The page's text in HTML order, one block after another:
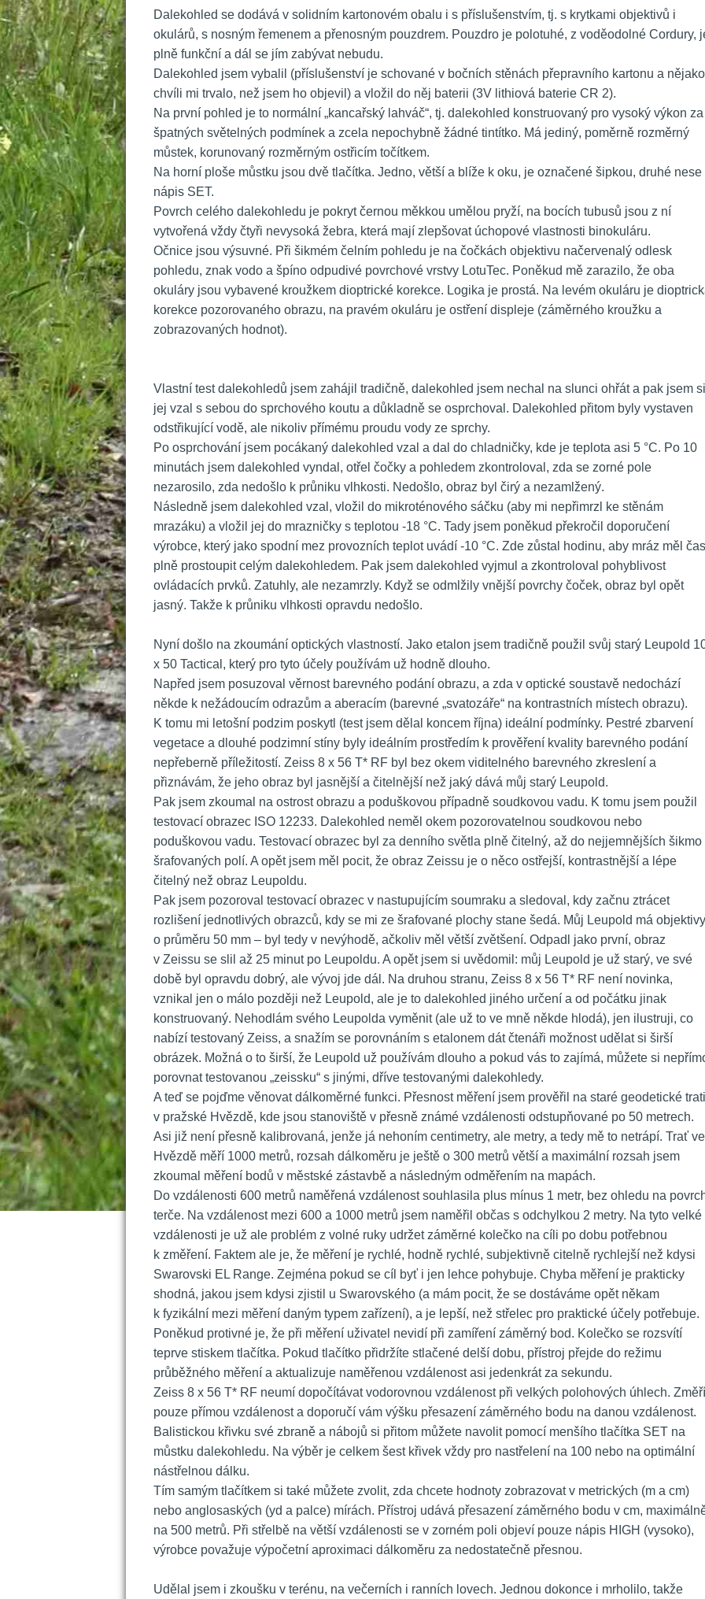
Dalekohled se dodává v solidním kartonovém obalu i s příslušenstvím, tj. s krytkami objektivů i
okulárů, s nosným řemenem a přenosným pouzdrem. Pouzdro je polotuhé, z voděodolné Cordury,
plně funkční a dál se jím zabývat nebudu.
Dalekohled jsem vybalil (příslušenství je schované v bočních stěnách přepravního kartonu a
chvíli mi trvalo, než jsem ho objevil) a vložil do něj baterii (3V lithiová baterie CR 2).
Na první pohled je to normální „kancařský lahváč“, tj. dalekohled konstruovaný pro vysoký výkon za
špatných světelných podmínek a zcela nepochybně žádné tintítko. Má jediný, poměrně rozměrný
můstek, korunovaný rozměrným ostřicím točítkem.
Na horní ploše můstku jsou dvě tlačítka. Jedno, větší a blíže k oku, je označené šipkou, druhé nese
nápis SET.
Povrch celého dalekohledu je pokryt černou měkkou umělou pryží, na bocích tubusů jsou z ní
vytvořená vždy čtyři nevysoká žebra, která mají zlepšovat úchopové vlastnosti binokuláru.
Očnice jsou výsuvné. Při šikmém čelním pohledu je na čočkách objektivu načervenalý odlesk
pohledu, znak vodo a špíno odpudivé povrchové vrstvy LotuTec. Poněkud mě zarazilo, že oba
okuláry jsou vybavené kroužkem dioptrické korekce. Logika je prostá. Na levém okuláru je
korekce pozorovaného obrazu, na pravém okuláru je ostření displeje (záměrného kroužku a
zobrazovaných hodnot).
Vlastní test dalekohledů jsem zahájil tradičně, dalekohled jsem nechal na slunci ohřát a pak jsem si
jej vzal s sebou do sprchového koutu a důkladně se osprchoval. Dalekohled přitom byly vystaven
odstřikující vodě, ale nikoliv přímému proudu vody ze sprchy.
Po osprchování jsem pocákaný dalekohled vzal a dal do chladničky, kde je teplota asi 5 °C. Po 10
minutách jsem dalekohled vyndal, otřel čočky a pohledem zkontroloval, zda se zorné pole
nezarosilo, zda nedošlo k průniku vlhkosti. Nedošlo, obraz byl čirý a nezamlžený.
Následně jsem dalekohled vzal, vložil do mikroténového sáčku (aby mi nepřimrzl ke stěnám
mrazáku) a vložil jej do mrazničky s teplotou -18 °C. Tady jsem poněkud překročil doporučení
výrobce, který jako spodní mez provozních teplot uvádí -10 °C. Zde zůstal hodinu, aby mráz měl čas
plně prostoupit celým dalekohledem. Pak jsem dalekohled vyjmul a zkontroloval pohyblivost
ovládacích prvků. Zatuhly, ale nezamrzly. Když se odmlžily vnější povrchy čoček, obraz byl opět
jasný. Takže k průniku vlhkosti opravdu nedošlo.
Nyní došlo na zkoumání optických vlastností. Jako etalon jsem tradičně použil svůj starý Leupold
x 50 Tactical, který pro tyto účely používám už hodně dlouho.
Napřed jsem posuzoval věrnost barevného podání obrazu, a zda v optické soustavě nedochází
někde k nežádoucím odrazům a aberacím (barevné „svatozáře“ na kontrastních místech obrazu).
K tomu mi letošní podzim poskytl (test jsem dělal koncem října) ideální podmínky. Pestré zbarvení
vegetace a dlouhé podzimní stíny byly ideálním prostředím k prověření kvality barevného podání
nepřeberně příležitostí. Zeiss 8 x 56 T* RF byl bez okem viditelného barevného zkreslení a
přiznávám, že jeho obraz byl jasnější a čitelnější než jaký dává můj starý Leupold.
Pak jsem zkoumal na ostrost obrazu a poduškovou případně soudkovou vadu. K tomu jsem použil
testovací obrazec ISO 12233. Dalekohled neměl okem pozorovatelnou soudkovou nebo
poduškovou vadu. Testovací obrazec byl za denního světla plně čitelný, až do nejjemnějších šikmo
šrafovaných polí. A opět jsem měl pocit, že obraz Zeissu je o něco ostřejší, kontrastnější a lépe
čitelný než obraz Leupoldu.
Pak jsem pozoroval testovací obrazec v nastupujícím soumraku a sledoval, kdy začnu ztrácet
rozlišení jednotlivých obrazců, kdy se mi ze šrafované plochy stane šedá. Můj Leupold má objektivy
o průměru 50 mm – byl tedy v nevýhodě, ačkoliv měl větší zvětšení. Odpadl jako první, obraz
v Zeissu se slil až 25 minut po Leupoldu. A opět jsem si uvědomil: můj Leupold je už starý, ve své
době byl opravdu dobrý, ale vývoj jde dál. Na druhou stranu, Zeiss 8 x 56 T* RF není novinka,
vznikal jen o málo později než Leupold, ale je to dalekohled jiného určení a od počátku jinak
konstruovaný. Nehodlám svého Leupolda vyměnit (ale už to ve mně někde hlodá), jen ilustruji, co
nabízí testovaný Zeiss, a snažím se porovnáním s etalonem dát čtenáři možnost udělat si širší
obrázek. Možná o to širší, že Leupold už používám dlouho a pokud vás to zajímá, můžete si
porovnat testovanou „zeissku“ s jinými, dříve testovanými dalekohledy.
A teď se pojďme věnovat dálkoměrné funkci. Přesnost měření jsem prověřil na staré geodetické trati
v pražské Hvězdě, kde jsou stanoviště v přesně známé vzdálenosti odstupňované po 50 metrech.
Asi již není přesně kalibrovaná, jenže já nehoním centimetry, ale metry, a tedy mě to netrápí. Trať ve
Hvězdě měří 1000 metrů, rozsah dálkoměru je ještě o 300 metrů větší a maximální rozsah jsem
zkoumal měření bodů v městské zástavbě a následným odměřením na mapách.
Do vzdálenosti 600 metrů naměřená vzdálenost souhlasila plus mínus 1 metr, bez ohledu na
terče. Na vzdálenost mezi 600 a 1000 metrů jsem naměřil občas s odchylkou 2 metry. Na tyto velké
vzdálenosti je už ale problém z volné ruky udržet záměrné kolečko na cíli po dobu potřebnou
k změření. Faktem ale je, že měření je rychlé, hodně rychlé, subjektivně citelně rychlejší než kdysi
Swarovski EL Range. Zejména pokud se cíl byť i jen lehce pohybuje. Chyba měření je prakticky
hodná, jakou jsem kdysi zjistil u Swarovského (a mám pocit, že se dostáváme opět někam
k fyzikální mezi měření daným typem zařízení), a je lepší, než střelec pro praktické účely potřebuje.
Poněkud protivné je, že při měření uživatel nevidí při zamíření záměrný bod. Kolečko se rozsvítí
teprve stiskem tlačítka. Pokud tlačítko přidržíte stlačené delší dobu, přístroj přejde do režimu
průběžného měření a aktualizuje naměřenou vzdálenost asi jedenkrát za sekundu.
Zeiss 8 x 56 T* RF neumí dopočítávat vodorovnou vzdálenost při velkých polohových úhlech. Změří
pouze přímou vzdálenost a doporučí vám výšku přesazení záměrného bodu na danou vzdálenost.
Balistickou křivku své zbraně a nábojů si přitom můžete navolit pomocí menšího tlačítka SET na
můstku dalekohledu. Na výběr je celkem šest křivek vždy pro nastřelení na 100 nebo na optimální
nástřelnou dálku.
Tím samým tlačítkem si také můžete zvolit, zda chcete hodnoty zobrazovat v metrických (m a cm)
nebo anglosaských (yd a palce) mírách. Přístroj udává přesazení záměrného bodu v cm,
na 500 metrů. Při střelbě na větší vzdálenosti se v zorném poli objeví pouze nápis HIGH (vysoko),
výrobce považuje výpočetní aproximaci dálkoměru za nedostatečně přesnou.
Udělal jsem i zkoušku v terénu, na večerních i ranních lovech. Jednou dokonce i mrholilo, takže